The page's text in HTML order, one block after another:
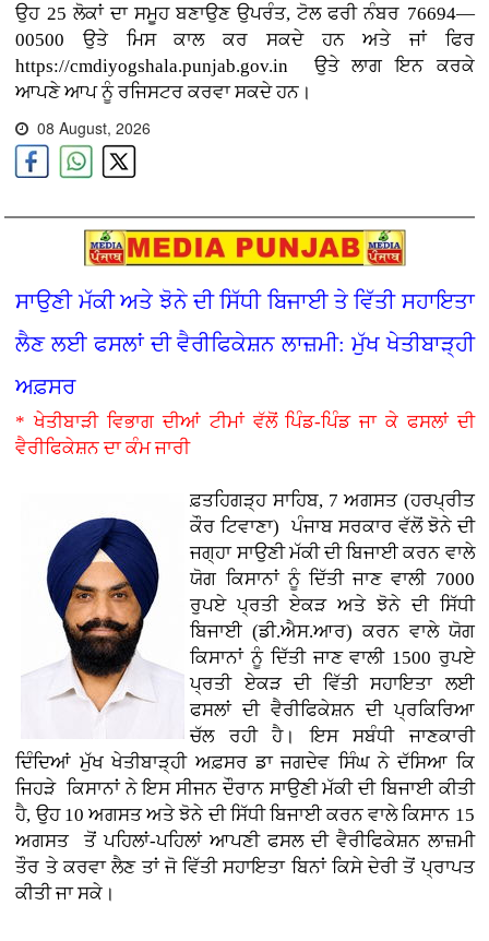
ਉਹ 25 ਲੋਕਾਂ ਦਾ ਸਮੂਹ ਬਣਾਉਣ ਉਪਰੰਤ, ਟੋਲ ਫਰੀ ਨੰਬਰ 76694—
00500 ਉਤੇ ਮਿਸ ਕਾਲ ਕਰ ਸਕਦੇ ਹਨ ਅਤੇ ਜਾਂ ਫਿਰ
https://cmdiyogshala.punjab.gov.in ਉਤੇ ਲਾਗ ਇਨ ਕਰਕੇ
ਆਪਣੇ ਆਪ ਨੂੰ ਰਜਿਸਟਰ ਕਰਵਾ ਸਕਦੇ ਹਨ।
08 August, 2026
ਸਾਉਣੀ ਮੱਕੀ ਅਤੇ ਝੋਨੇ ਦੀ ਸਿੱਧੀ ਬਿਜਾਈ ਤੇ ਵਿੱਤੀ ਸਹਾਇਤਾ
ਲੈਣ ਲਈ ਫਸਲਾਂ ਦੀ ਵੈਰੀਫਿਕੇਸ਼ਨ ਲਾਜ਼ਮੀ: ਮੁੱਖ ਖੇਤੀਬਾੜ੍ਹੀ
ਅਫ਼ਸਰ
* ਖੇਤੀਬਾੜੀ ਵਿਭਾਗ ਦੀਆਂ ਟੀਮਾਂ ਵੱਲੋਂ ਪਿੰਡ-ਪਿੰਡ ਜਾ ਕੇ ਫਸਲਾਂ ਦੀ
ਵੈਰੀਫਿਕੇਸ਼ਨ ਦਾ ਕੰਮ ਜਾਰੀ
ਫ਼ਤਹਿਗੜ੍ਹ ਸਾਹਿਬ, 7 ਅਗਸਤ (ਹਰਪ੍ਰੀਤ
ਕੌਰ ਟਿਵਾਣਾ) ਪੰਜਾਬ ਸਰਕਾਰ ਵੱਲੋਂ ਝੋਨੇ ਦੀ
ਜਗ੍ਹਾ ਸਾਉਣੀ ਮੱਕੀ ਦੀ ਬਿਜਾਈ ਕਰਨ ਵਾਲੇ
ਯੋਗ ਕਿਸਾਨਾਂ ਨੂੰ ਦਿੱਤੀ ਜਾਣ ਵਾਲੀ 7000
ਰੁਪਏ ਪ੍ਰਤੀ ਏਕੜ ਅਤੇ ਝੋਨੇ ਦੀ ਸਿੱਧੀ
ਬਿਜਾਈ (ਡੀ.ਐਸ.ਆਰ) ਕਰਨ ਵਾਲੇ ਯੋਗ
ਕਿਸਾਨਾਂ ਨੂੰ ਦਿੱਤੀ ਜਾਣ ਵਾਲੀ 1500 ਰੁਪਏ
ਪ੍ਰਤੀ ਏਕੜ ਦੀ ਵਿੱਤੀ ਸਹਾਇਤਾ ਲਈ
ਫਸਲਾਂ ਦੀ ਵੈਰੀਫਿਕੇਸ਼ਨ ਦੀ ਪ੍ਰਕਿਰਿਆ
ਚੱਲ ਰਹੀ ਹੈ। ਇਸ ਸਬੰਧੀ ਜਾਣਕਾਰੀ
ਦਿੰਦਿਆਂ ਮੁੱਖ ਖੇਤੀਬਾੜ੍ਹੀ ਅਫ਼ਸਰ ਡਾ ਜਗਦੇਵ ਸਿੰਘ ਨੇ ਦੱਸਿਆ ਕਿ
ਜਿਹੜੇ ਕਿਸਾਨਾਂ ਨੇ ਇਸ ਸੀਜਨ ਦੌਰਾਨ ਸਾਉਣੀ ਮੱਕੀ ਦੀ ਬਿਜਾਈ ਕੀਤੀ
ਹੈ, ਉਹ 10 ਅਗਸਤ ਅਤੇ ਝੋਨੇ ਦੀ ਸਿੱਧੀ ਬਿਜਾਈ ਕਰਨ ਵਾਲੇ ਕਿਸਾਨ 15
ਅਗਸਤ ਤੋਂ ਪਹਿਲਾਂ-ਪਹਿਲਾਂ ਆਪਣੀ ਫਸਲ ਦੀ ਵੈਰੀਫਿਕੇਸ਼ਨ ਲਾਜ਼ਮੀ
ਤੌਰ ਤੇ ਕਰਵਾ ਲੈਣ ਤਾਂ ਜੋ ਵਿੱਤੀ ਸਹਾਇਤਾ ਬਿਨਾਂ ਕਿਸੇ ਦੇਰੀ ਤੋਂ ਪ੍ਰਾਪਤ
ਕੀਤੀ ਜਾ ਸਕੇ।